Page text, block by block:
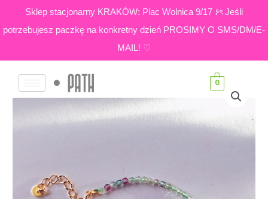
Sklep stacjonarny KRAKÓW: Plac Wolnica 9/17 ۶ৎ Jeśli
potrzebujesz paczkę na konkretny dzień PROSIMY O SMS/DM/E-
MAIL! ♡
content
0
ilość
Fluoryt
Bransoletka
kamieni